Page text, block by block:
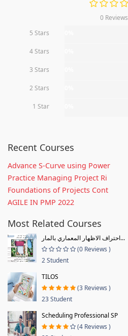
0 Reviews
5 Stars
4 Stars
3 Stars
2 Stars
1 Star
Recent Courses
Advance S-Curve using Power
Practice Managing Project Ri
Foundations of Projects Cont
AGILE IN PMP 2022
Most Related Courses
احتراف الاظهار المعماري بالمار...
(0 Reviews )
2 Student
TILOS
(3 Reviews )
23 Student
Scheduling Professional SP
(4 Reviews )